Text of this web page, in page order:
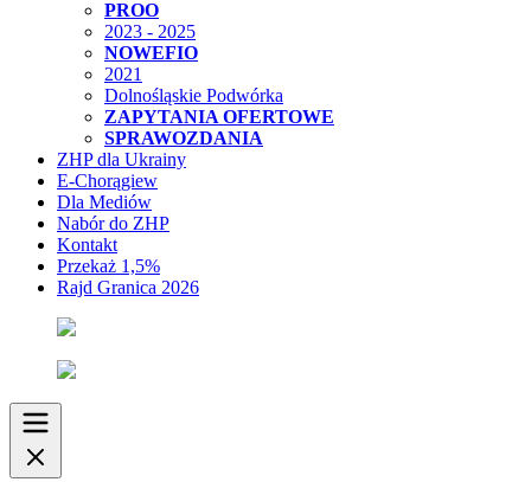
PROO
2023 - 2025
NOWEFIO
2021
Dolnośląskie Podwórka
ZAPYTANIA OFERTOWE
SPRAWOZDANIA
ZHP dla Ukrainy
E-Chorągiew
Dla Mediów
Nabór do ZHP
Kontakt
Przekaż 1,5%
Rajd Granica 2026